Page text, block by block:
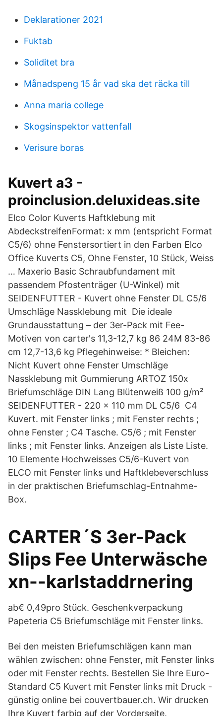
Deklarationer 2021
Fuktab
Soliditet bra
Månadspeng 15 år vad ska det räcka till
Anna maria college
Skogsinspektor vattenfall
Verisure boras
Kuvert a3 -
proinclusion.deluxideas.site
Elco Color Kuverts Haftklebung mit
AbdeckstreifenFormat: x mm (entspricht Format
C5/6) ohne Fenstersortiert in den Farben Elco
Office Kuverts C5, Ohne Fenster, 10 Stück, Weiss
… Maxerio Basic Schraubfundament mit
passendem Pfostenträger (U-Winkel) mit
SEIDENFUTTER - Kuvert ohne Fenster DL C5/6
Umschläge Nassklebung mit Die ideale
Grundausstattung – der 3er-Pack mit Fee-
Motiven von carter's 11,3-12,7 kg 86 24M 83-86
cm 12,7-13,6 kg Pflegehinweise: * Bleichen:
Nicht Kuvert ohne Fenster Umschläge
Nassklebung mit Gummierung ARTOZ 150x
Briefumschläge DIN Lang Blütenweiß 100 g/m²
SEIDENFUTTER - 220 x 110 mm DL C5/6 C4
Kuvert. mit Fenster links ; mit Fenster rechts ;
ohne Fenster ; C4 Tasche. C5/6 ; mit Fenster
links ; mit Fenster links. Anzeigen als Liste Liste.
10 Elemente Hochweisses C5/6-Kuvert von
ELCO mit Fenster links und Haftklebeverschluss
in der praktischen Briefumschlag-Entnahme-
Box.
CARTER´S 3er-Pack
Slips Fee Unterwäsche
xn--karlstaddrnering
ab€ 0,49pro Stück. Geschenkverpackung
Papeteria C5 Briefumschläge mit Fenster links.
Bei den meisten Briefumschlägen kann man
wählen zwischen: ohne Fenster, mit Fenster links
oder mit Fenster rechts. Bestellen Sie Ihre Euro-
Standard C5 Kuvert mit Fenster links mit Druck -
günstig online bei couvertbauer.ch. Wir drucken
Ihre Kuvert farbig auf der Vorderseite.